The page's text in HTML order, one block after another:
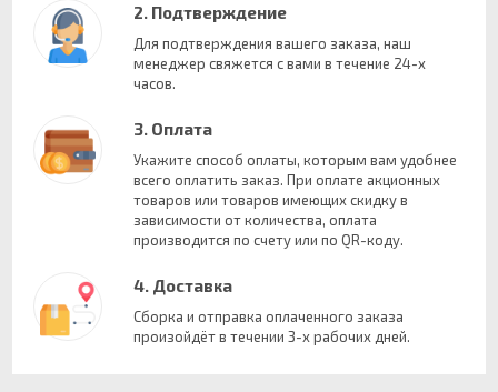
2. Подтверждение
Для подтверждения вашего заказа, наш
менеджер свяжется с вами в течение 24-х
часов.
3. Оплата
Укажите способ оплаты, которым вам удобнее
всего оплатить заказ. При оплате акционных
товаров или товаров имеющих скидку в
зависимости от количества, оплата
производится по счету или по QR-коду.
4. Доставка
Сборка и отправка оплаченного заказа
произойдёт в течении 3-х рабочих дней.